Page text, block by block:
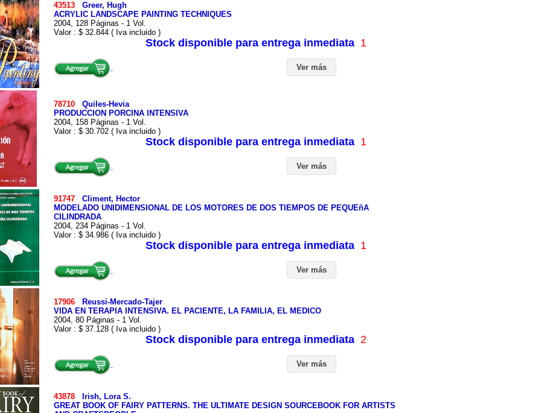
43513 Greer, Hugh
ACRYLIC LANDSCAPE PAINTING TECHNIQUES
2004, 128 Páginas - 1 Vol.
Valor : $ 32.844 ( Iva incluido )
Stock disponible para entrega inmediata 1
Ver más
78710 Quiles-Hevia
PRODUCCION PORCINA INTENSIVA
2004, 158 Páginas - 1 Vol.
Valor : $ 30.702 ( Iva incluido )
Stock disponible para entrega inmediata 1
Ver más
91747 Climent, Hector
MODELADO UNIDIMENSIONAL DE LOS MOTORES DE DOS TIEMPOS DE PEQUEñA
CILINDRADA
2004, 234 Páginas - 1 Vol.
Valor : $ 34.986 ( Iva incluido )
Stock disponible para entrega inmediata 1
Ver más
17906
Reussi-Mercado-Tajer
VIDA EN TERAPIA INTENSIVA. EL PACIENTE, LA FAMILIA, EL MEDICO
2004, 80 Páginas - 1 Vol.
Valor : $ 37.128 ( Iva incluido )
Stock disponible para entrega inmediata 2
Ver más
43878
Irish, Lora S.
GREAT BOOK OF FAIRY PATTERNS. THE ULTIMATE DESIGN SOURCEBOOK FOR ARTISTS